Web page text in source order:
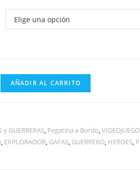
AÑADIR AL CARRITO
y GUERRERAS, Pegatina a Bordo,
, EXPLORADOR, GAFAS, GUERRERO, HEROES,